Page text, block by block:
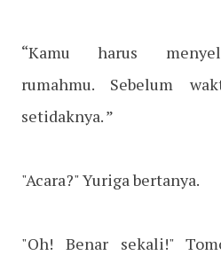
“Kamu harus
rumahmu. Sebelum
setidaknya. ”
"Acara?" Yuriga bertanya.
"Oh! Benar sekali!"